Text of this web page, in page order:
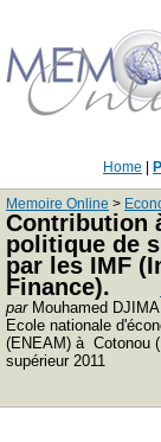
Home
Memoire Online >
Contribution
politique de
par les IMF
Finance).
parMouhamed DJIMA
Ecole nationale
(ENEAM) à Cotonou
supérieur 2011